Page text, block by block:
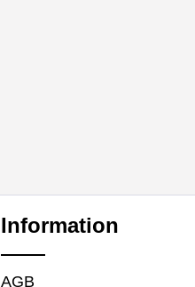
Information
AGB